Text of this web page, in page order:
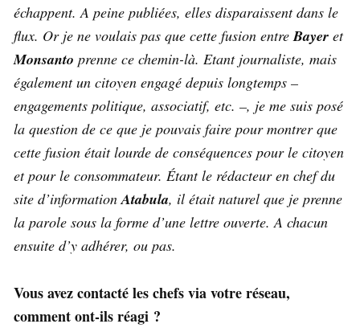
échappent. A peine publiées, elles disparaissent dans le
flux. Or je ne voulais pas que cette fusion entreBayer et
Monsanto prenne ce chemin-là. Etant journaliste, mais
également un citoyen engagé depuis longtemps –
engagements politique, associatif, etc. –, je me suis posé
la question de ce que je pouvais faire pour montrer que
cette fusion était lourde de conséquences pour le citoyen
et pour le consommateur. Étant le rédacteur en chef du
site d’informationAtabula, il était naturel que je prenne
la parole sous la forme d’une lettre ouverte. A chacun
ensuite d’y adhérer, ou pas.
Vous avez contacté les chefs via votre réseau,
comment ont-ils réagi ?